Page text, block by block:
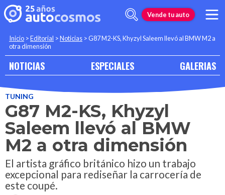
Vende tu auto
Inicio >Editorial >Noticias >G87 M2-KS, Khyzyl Saleem llevó al BMW M2 a
otra dimensión
NOTICIAS ESPECIALES GALERIAS
TUNING
G87 M2-KS, Khyzyl
Saleem llevó al BMW
M2 a otra dimensión
El artista gráfico británico hizo un trabajo
excepcional para rediseñar la carrocería de
este coupé.